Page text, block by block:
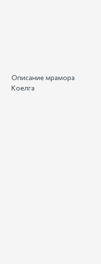
Описание мрамора
Коелга